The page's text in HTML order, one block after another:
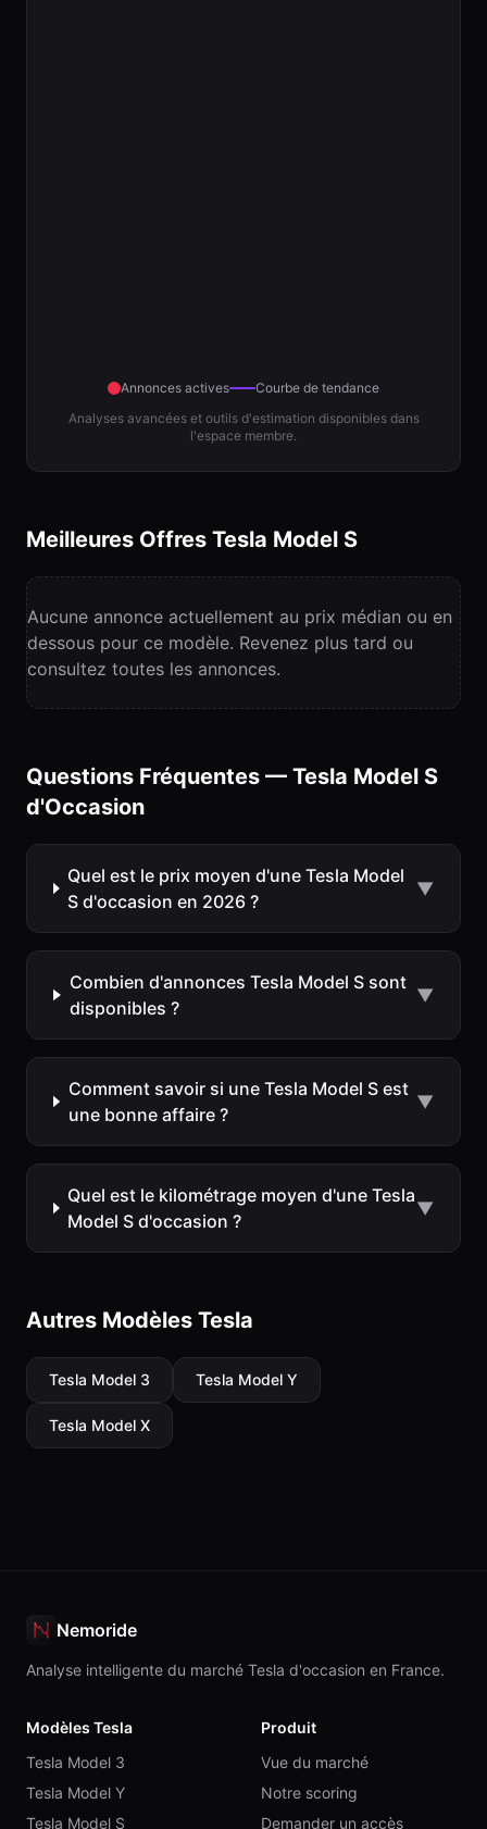
Annonces actives
Courbe de tendance
Analyses avancées et outils d'estimation disponibles dans
l'espace membre.
Meilleures Offres Tesla Model S
Aucune annonce actuellement au prix médian ou en
dessous pour ce modèle. Revenez plus tard ou
consultez toutes les annonces.
Questions Fréquentes — Tesla Model S
d'Occasion
Quel est le prix moyen d'une Tesla Model
S d'occasion en 2026 ?
▼
Combien d'annonces Tesla Model S sont
disponibles ?
▼
Comment savoir si une Tesla Model S est
une bonne affaire ?
▼
Quel est le kilométrage moyen d'une Tesla
Model S d'occasion ?
▼
Autres Modèles Tesla
Tesla Model 3 Tesla Model Y
Tesla Model X
Nemoride
Analyse intelligente du marché Tesla d'occasion en France.
Modèles Tesla
Tesla Model 3
Tesla Model Y
Tesla Model S
Produit
Vue du marché
Notre scoring
Demander un accès